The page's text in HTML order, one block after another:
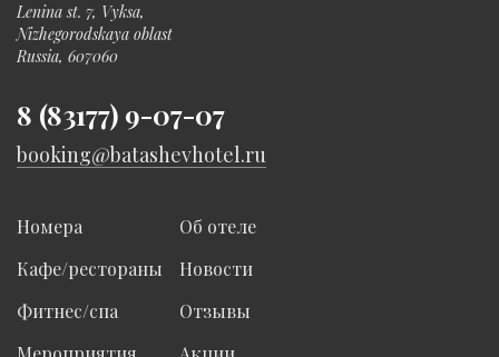
Lenina st. 7, Vyksa,
Nizhegorodskaya oblast
Russia, 607060
8 (83177) 9-07-07
booking@batashevhotel.ru
Номера
Кафе/рестораны
Фитнес/спа
Об отеле
Новости
Отзывы